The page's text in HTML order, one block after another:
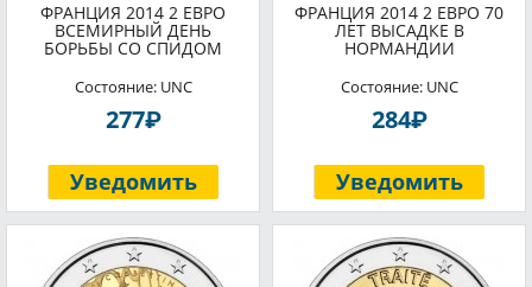
ФРАНЦИЯ 2014 2 ЕВРО
ВСЕМИРНЫЙ ДЕНЬ
БОРЬБЫ СО СПИДОМ
Состояние: UNC
277P
Уведомить
ФРАНЦИЯ 2014 2 ЕВРО 70
ЛЕТ ВЫСАДКЕ В
НОРМАНДИИ
Состояние: UNC
284P
Уведомить